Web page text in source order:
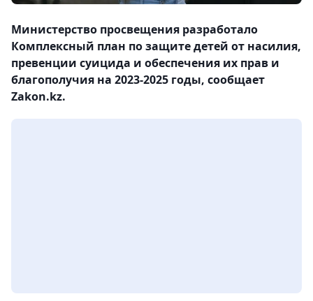
Министерство просвещения разработало
Комплексный план по защите детей от насилия,
превенции суицида и обеспечения их прав и
благополучия на 2023-2025 годы, сообщает
Zakon.kz.